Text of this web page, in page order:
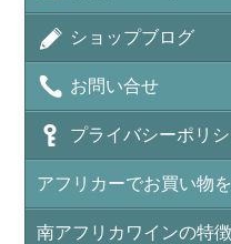
ショップブログ
お問い合せ
プライバシーポリ
アフリカーでお買い物
南アフリカワインの特徴